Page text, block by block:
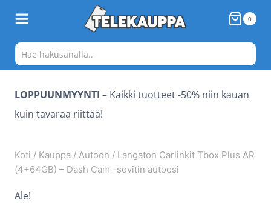
sisältöön
0
LOPPUUNMYYNTI – Kaikki tuotteet -50% niin kauan
kuin tavaraa riittää!
Koti / Kauppa / Autoon / Langaton Carlinkit Tbox Plus AR
(4+64GB) – Dash Cam -sovitin autoosi
Ale!